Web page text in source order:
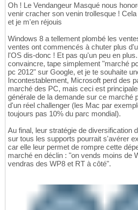
Oh ! Le Vendangeur Masqué nous
venir cracher son venin trollesque !
et je m'en réjouis
Windows 8 a tellement plombé les
ventes ont commencés à chuter plus
l'OS dis-donc ! Et pas qu'un peu en
convaincre, tape simplement "marché
pc 2012" sur Google, et je te souhaite
Incontestablement, Microsoft perd des
marché des PC, mais ceci est
générale de la demande sur ce marché
d'un réel challenger (les Mac par
toujours pas 10% du parc mondial).
Au final, leur stratégie de diversification
sur tous les supports pourrait s'avérer
car elle leur permet de rompre cette
marché en déclin : "on vends moins de
vendras des WP8 et RT à côté".